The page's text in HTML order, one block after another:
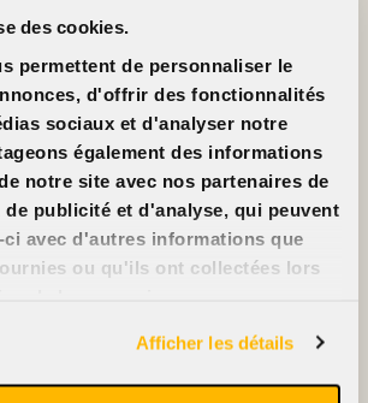
des cookies.
permettent de personnaliser le
d'offrir des fonctionnalités
sociaux et d'analyser notre
également des informations
notre site avec nos partenaires de
de publicité et d'analyse, qui peuvent
avec d'autres informations que
ou qu'ils ont collectées lors
Afficher les détails
Cinéma Cinéma
Partners
Jobs
Contact us